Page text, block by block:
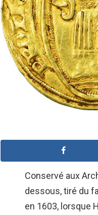
Conservé aux
dessous, tiré du
en 1603, lorsque